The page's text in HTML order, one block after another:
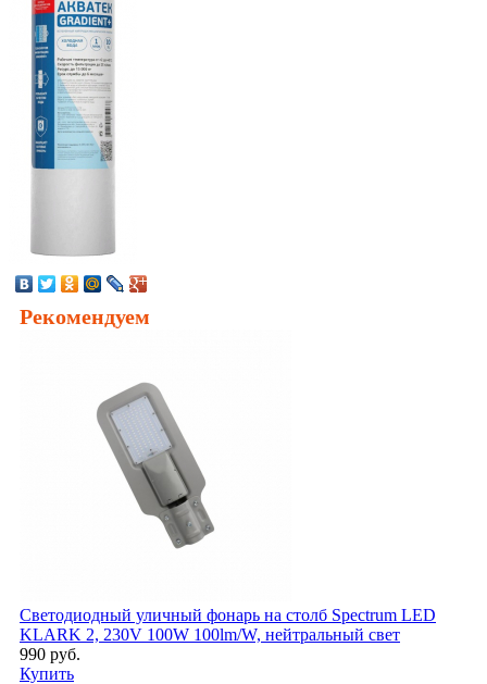
Рекомендуем
Светодиодный уличный фонарь на столб Spectrum LED
KLARK 2, 230V 100W 100lm/W, нейтральный свет
990 руб.
Купить